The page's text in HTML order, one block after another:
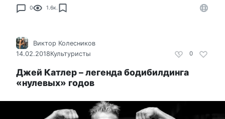
0 1.6к.
0
Виктор Колесников
14.02.2018Культуристы
Джей Катлер – легенда бодибилдинга
«нулевых» годов